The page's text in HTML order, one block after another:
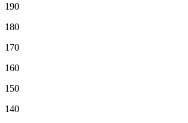
190
180
170
160
150
140